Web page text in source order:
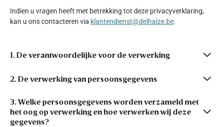
Indien u vragen heeft met betrekking tot deze privacyverklaring,
kan u ons contacteren via klantendienst@delhaize.be.
1. De verantwoordelijke voor de verwerking
2. De verwerking van persoonsgegevens
3. Welke persoonsgegevens worden verzameld met
het oog op verwerking en hoe verwerken wij deze
gegevens?